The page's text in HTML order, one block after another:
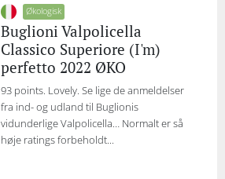
Økologisk
Buglioni Valpolicella
Classico Superiore (I'm)
perfetto 2022 ØKO
93 points. Lovely. Se lige de anmeldelser
fra ind- og udland til Buglionis
vidunderlige Valpolicella… Normalt er så
høje ratings forbeholdt...